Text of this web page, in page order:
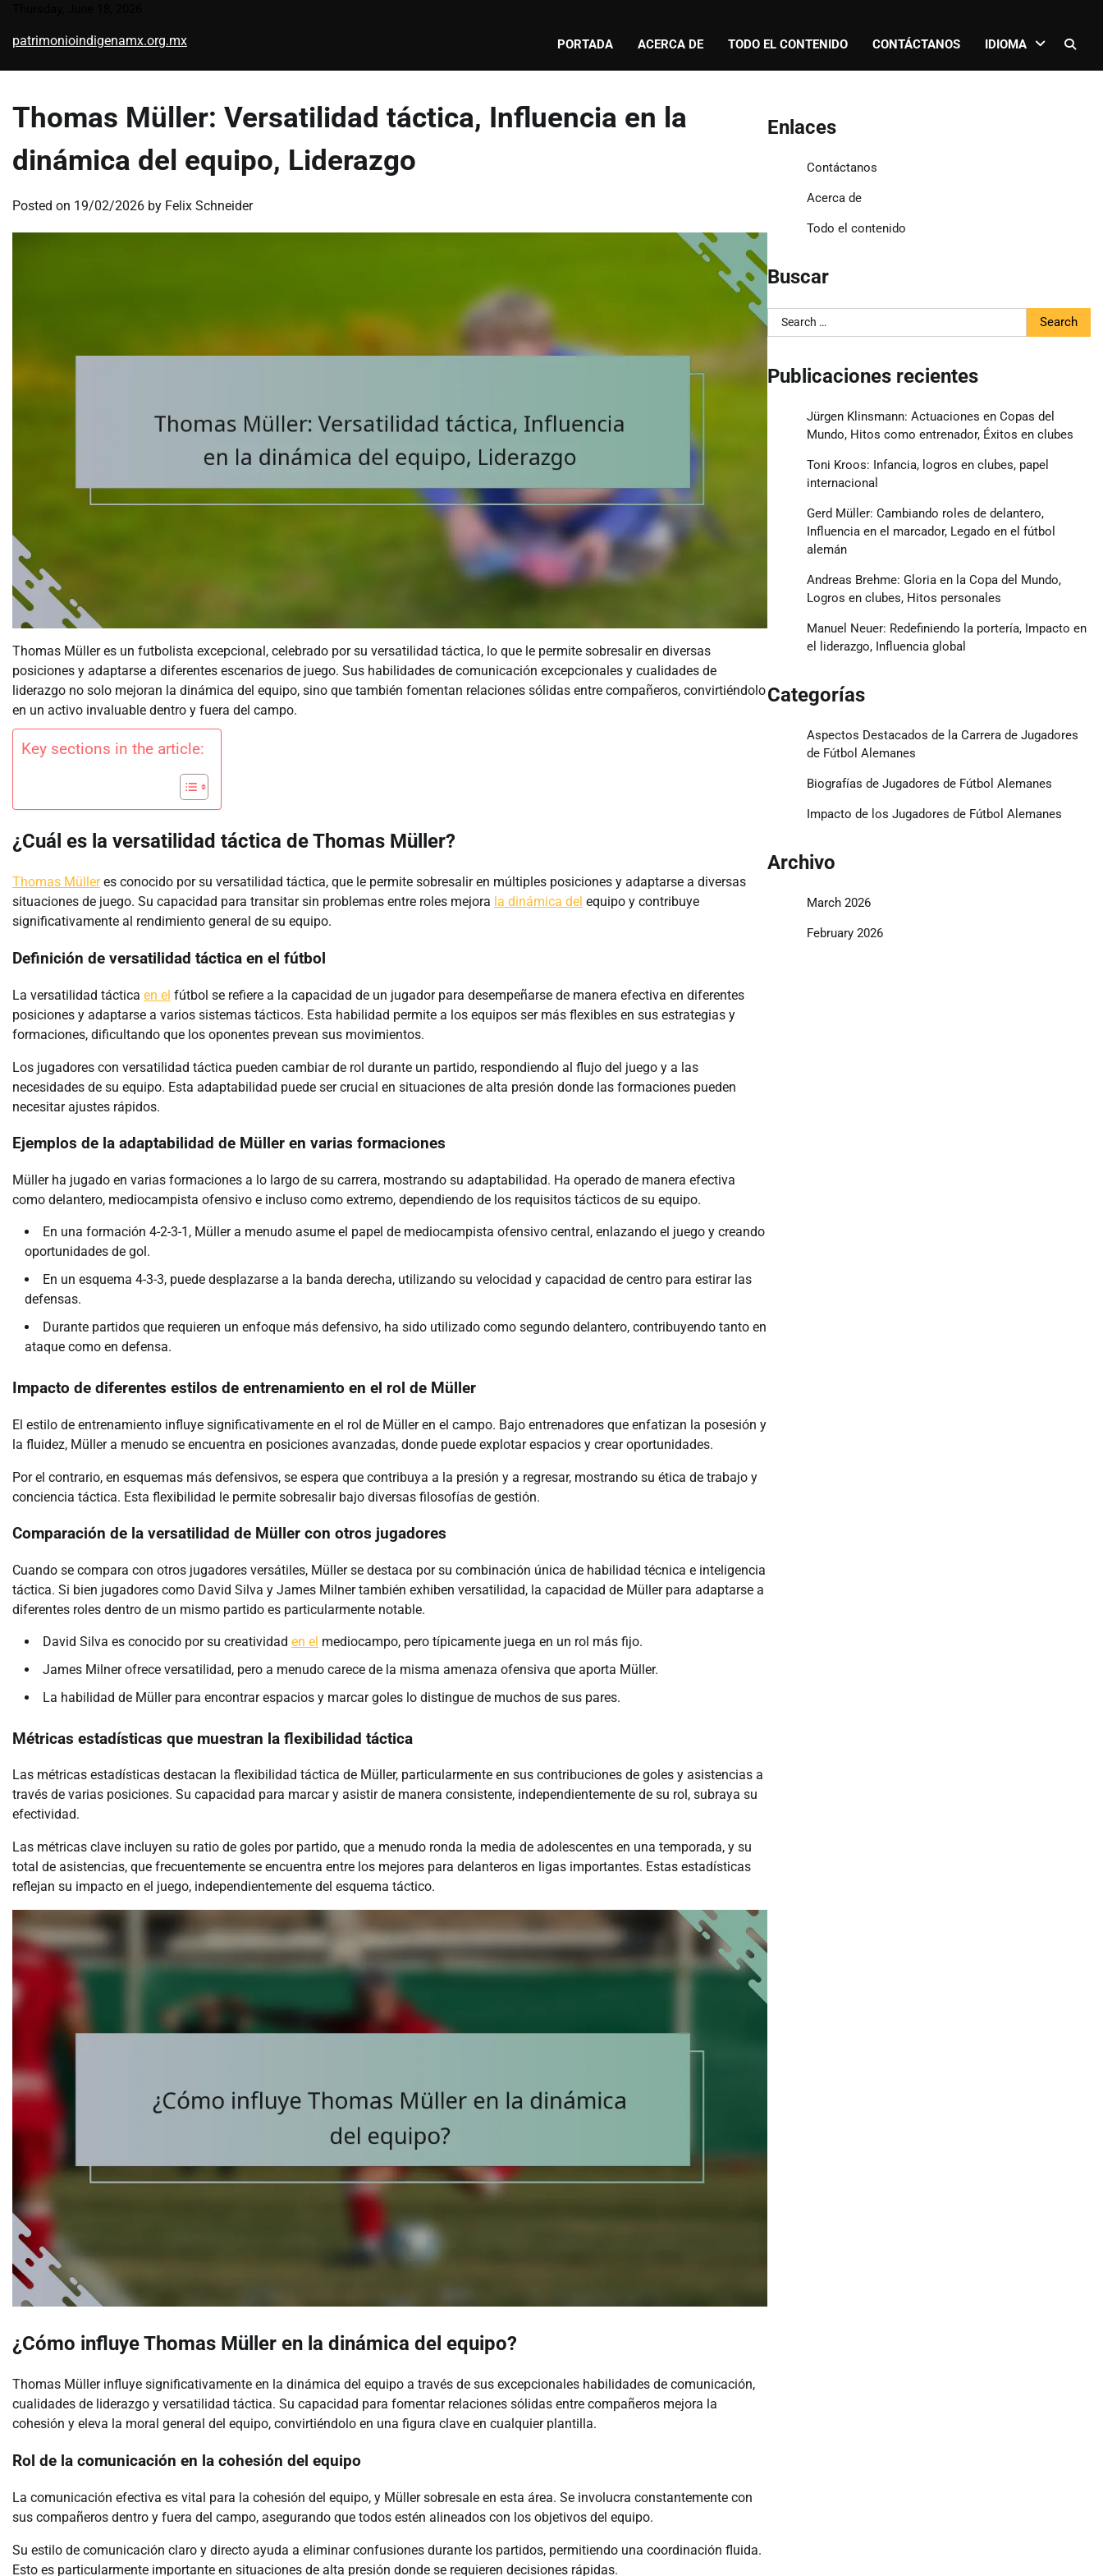
content
patrimonioindigenamx.org.mx PORTADA ACERCA DE TODO EL CONTENIDO CONTÁCTANOS IDIOMA
Thomas Müller: Versatilidad táctica, Influencia en la
dinámica del equipo, Liderazgo
Posted on 19/02/2026 by Felix Schneider
Thomas Müller es un futbolista excepcional, celebrado por su versatilidad táctica, lo que le permite sobresalir en diversas
posiciones y adaptarse a diferentes escenarios de juego. Sus habilidades de comunicación excepcionales y cualidades de
liderazgo no solo mejoran la dinámica del equipo, sino que también fomentan relaciones sólidas entre compañeros, convirtiéndolo
en un activo invaluable dentro y fuera del campo.
Key sections in the article:
¿Cuál es la versatilidad táctica de Thomas Müller?
Thomas Mülleres conocido por su versatilidad táctica, que le permite sobresalir en múltiples posiciones y adaptarse a diversas
situaciones de juego. Su capacidad para transitar sin problemas entre roles mejora la dinámica del equipo y contribuye
significativamente al rendimiento general de su equipo.
Definición de versatilidad táctica en el fútbol
La versatilidad táctica en el fútbol se refiere a la capacidad de un jugador para desempeñarse de manera efectiva en diferentes
posiciones y adaptarse a varios sistemas tácticos. Esta habilidad permite a los equipos ser más flexibles en sus estrategias y
formaciones, dificultando que los oponentes prevean sus movimientos.
Los jugadores con versatilidad táctica pueden cambiar de rol durante un partido, respondiendo al flujo del juego y a las
necesidades de su equipo. Esta adaptabilidad puede ser crucial en situaciones de alta presión donde las formaciones pueden
necesitar ajustes rápidos.
Ejemplos de la adaptabilidad de Müller en varias formaciones
Müller ha jugado en varias formaciones a lo largo de su carrera, mostrando su adaptabilidad. Ha operado de manera efectiva
como delantero, mediocampista ofensivo e incluso como extremo, dependiendo de los requisitos tácticos de su equipo.
En una formación 4-2-3-1, Müller a menudo asume el papel de mediocampista ofensivo central, enlazando el juego y creando
oportunidades de gol.
En un esquema 4-3-3, puede desplazarse a la banda derecha, utilizando su velocidad y capacidad de centro para estirar las
defensas.
Durante partidos que requieren un enfoque más defensivo, ha sido utilizado como segundo delantero, contribuyendo tanto en
ataque como en defensa.
Impacto de diferentes estilos de entrenamiento en el rol de Müller
El estilo de entrenamiento influye significativamente en el rol de Müller en el campo. Bajo entrenadores que enfatizan la posesión y
la fluidez, Müller a menudo se encuentra en posiciones avanzadas, donde puede explotar espacios y crear oportunidades.
Por el contrario, en esquemas más defensivos, se espera que contribuya a la presión y a regresar, mostrando su ética de trabajo y
conciencia táctica. Esta flexibilidad le permite sobresalir bajo diversas filosofías de gestión.
Comparación de la versatilidad de Müller con otros jugadores
Cuando se compara con otros jugadores versátiles, Müller se destaca por su combinación única de habilidad técnica e inteligencia
táctica. Si bien jugadores como David Silva y James Milner también exhiben versatilidad, la capacidad de Müller para adaptarse a
diferentes roles dentro de un mismo partido es particularmente notable.
David Silva es conocido por su creatividad en el mediocampo, pero típicamente juega en un rol más fijo.
James Milner ofrece versatilidad, pero a menudo carece de la misma amenaza ofensiva que aporta Müller.
La habilidad de Müller para encontrar espacios y marcar goles lo distingue de muchos de sus pares.
Métricas estadísticas que muestran la flexibilidad táctica
Las métricas estadísticas destacan la flexibilidad táctica de Müller, particularmente en sus contribuciones de goles y asistencias a
través de varias posiciones. Su capacidad para marcar y asistir de manera consistente, independientemente de su rol, subraya su
efectividad.
Las métricas clave incluyen su ratio de goles por partido, que a menudo ronda la media de adolescentes en una temporada, y su
total de asistencias, que frecuentemente se encuentra entre los mejores para delanteros en ligas importantes. Estas estadísticas
reflejan su impacto en el juego, independientemente del esquema táctico.
¿Cómo influye Thomas Müller en la dinámica del equipo?
Thomas Müller influye significativamente en la dinámica del equipo a través de sus excepcionales habilidades de comunicación,
cualidades de liderazgo y versatilidad táctica. Su capacidad para fomentar relaciones sólidas entre compañeros mejora la
cohesión y eleva la moral general del equipo, convirtiéndolo en una figura clave en cualquier plantilla.
Rol de la comunicación en la cohesión del equipo
La comunicación efectiva es vital para la cohesión del equipo, y Müller sobresale en esta área. Se involucra constantemente con
sus compañeros dentro y fuera del campo, asegurando que todos estén alineados con los objetivos del equipo.
Su estilo de comunicación claro y directo ayuda a eliminar confusiones durante los partidos, permitiendo una coordinación fluida.
Esto es particularmente importante en situaciones de alta presión donde se requieren decisiones rápidas.
Enlaces
Contáctanos
Acerca de
Todo el contenido
Buscar
Search
for:
Publicaciones recientes
Jürgen Klinsmann: Actuaciones en Copas del
Mundo, Hitos como entrenador, Éxitos en clubes
Toni Kroos: Infancia, logros en clubes, papel
internacional
Gerd Müller: Cambiando roles de delantero,
Influencia en el marcador, Legado en el fútbol
alemán
Andreas Brehme: Gloria en la Copa del Mundo,
Logros en clubes, Hitos personales
Manuel Neuer: Redefiniendo la portería, Impacto en
el liderazgo, Influencia global
Categorías
Aspectos Destacados de la Carrera de Jugadores
de Fútbol Alemanes
Biografías de Jugadores de Fútbol Alemanes
Impacto de los Jugadores de Fútbol Alemanes
Archivo
March 2026
February 2026